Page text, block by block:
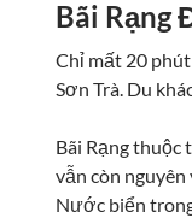
Bãi Rạng
Chỉ mất 20
Sơn Trà. Du
Bãi Rạng thuộc
vẫn còn
Nước biển